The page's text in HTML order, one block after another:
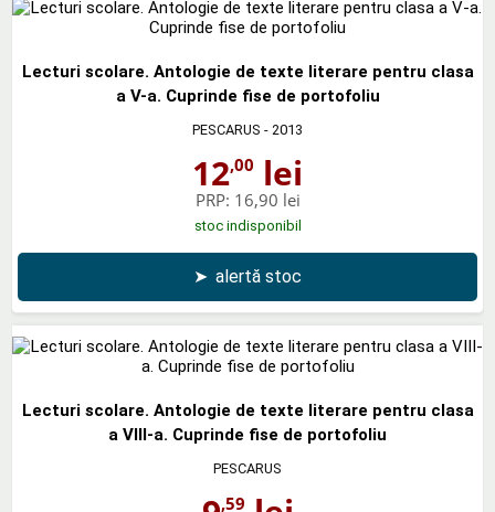
Lecturi scolare. Antologie de texte literare pentru clasa
a V-a. Cuprinde fise de portofoliu
PESCARUS - 2013
12,00 lei
PRP: 16,90 lei
stoc indisponibil
➤ alertă stoc
Lecturi scolare. Antologie de texte literare pentru clasa
a VIII-a. Cuprinde fise de portofoliu
PESCARUS
,59